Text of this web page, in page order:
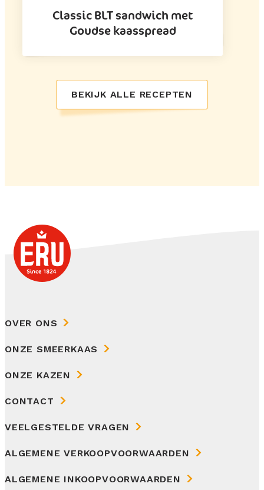
Classic BLT sandwich met
Goudse kaasspread
BEKIJK ALLE RECEPTEN
OVER ONS
ONZE SMEERKAAS
ONZE KAZEN
CONTACT
VEELGESTELDE VRAGEN
ALGEMENE VERKOOPVOORWAARDEN
ALGEMENE INKOOPVOORWAARDEN